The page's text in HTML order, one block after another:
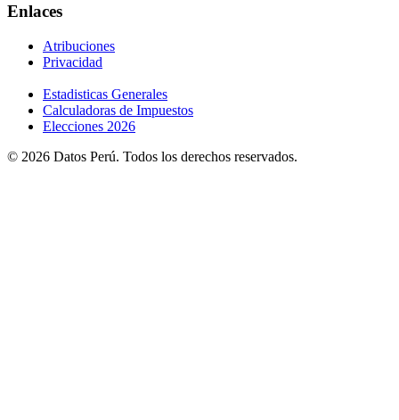
Enlaces
Atribuciones
Privacidad
Estadisticas Generales
Calculadoras de Impuestos
Elecciones 2026
© 2026 Datos Perú. Todos los derechos reservados.